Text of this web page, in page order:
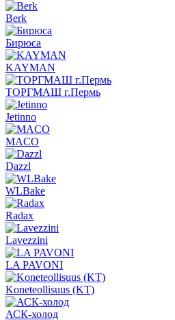
Berk
Бирюса
KAYMAN
ТОРГМАШ г.Пермь
Jetinno
MACO
Dazzl
WLBake
Radax
Lavezzini
LA PAVONI
Koneteollisuus (KT)
АСК-холод